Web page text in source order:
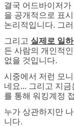
결국 어드바이저
을 공개적으로 표
논리적입니다. 그
그리고 실제로 일
든 사람의 개인적
없을 것입니다.
시중에서 저런 모
네요... 그리고 지
를 통해 워킹계정
누가 상관하지만
니다.